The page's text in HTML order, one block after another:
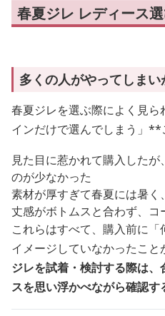
春夏ジレ レディース
多くの人がやってしまい
春夏ジレを選ぶ際によく見
インだけで選んでしまう」**
見た目に惹かれて購入した
のが少なかった
素材が厚すぎて春夏には暑
丈感がボトムスと合わず、コ
これらはすべて、購入前に
イメージしていなかったこと
ジレを試着・検討する際は
スを思い浮かべながら確認す